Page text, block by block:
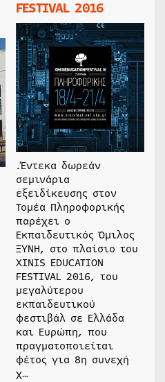
FESTIVAL 2016
.Έντεκα δωρεάν
σεμινάρια
εξειδίκευσης στον
Τομέα Πληροφορικής
παρέχει ο
Εκπαιδευτικός Όμιλος
ΞΥΝΗ, στο πλαίσιο του
ΧΙΝΙS EDUCATION
FESTIVAL 2016, του
μεγαλύτερου
εκπαιδευτικού
φεστιβάλ σε Ελλάδα
και Ευρώπη, που
πραγματοποιείται
φέτος για 8η συνεχή
χ…